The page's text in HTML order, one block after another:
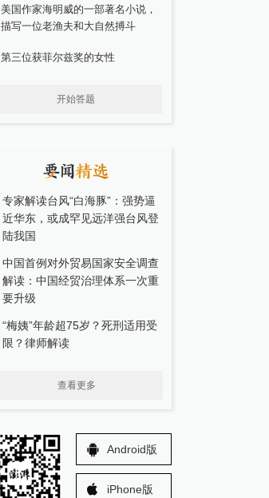
美国作家海明威的一部著名小说，
描写一位老渔夫和大自然搏斗
第三位获菲尔兹奖的女性
开始答题
专家解读台风“白海豚”：强势逼
近华东，或成罕见远洋强台风登
陆我国
中国首例对外贸易国家安全调查
解读：中国经贸治理体系一次重
要升级
“梅姨”年龄超75岁？死刑适用受
限？律师解读
查看更多
Android版
iPhone版